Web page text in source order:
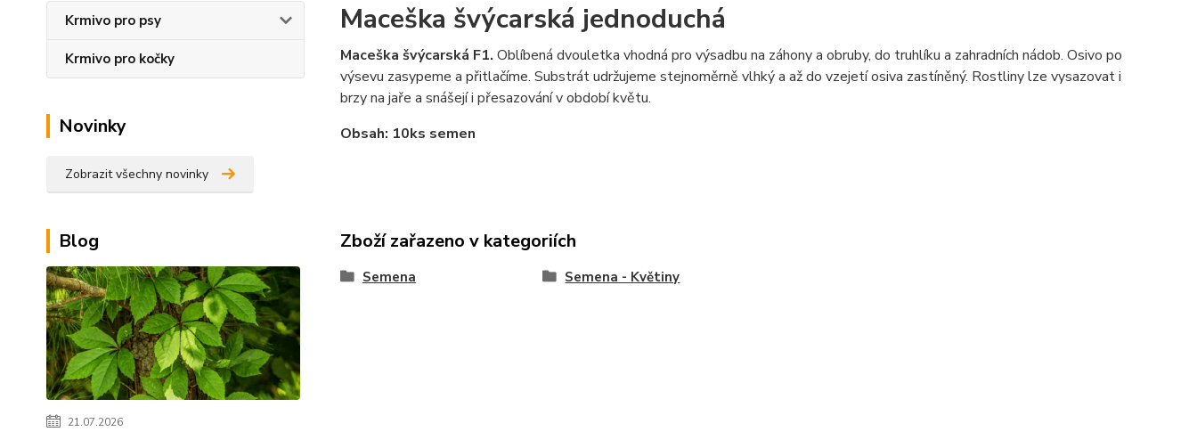
Krmivo pro psy
Krmivo pro kočky
Novinky
Zobrazit všechny novinky
Blog
21.07.2026
Maceška švýcarská jednoduchá
Maceška švýcarská F1. Oblíbená dvouletka vhodná pro výsadbu na záhony a obruby, do truhlíku a zahradních nádob. Osivo po
výsevu zasypeme a přitlačíme. Substrát udržujeme stejnoměrně vlhký a až do vzejetí osiva zastíněný. Rostliny lze vysazovat i
brzy na jaře a snášejí i přesazování v období květu.
Obsah: 10ks semen
Zboží zařazeno v kategoriích
Semena Semena - Květiny